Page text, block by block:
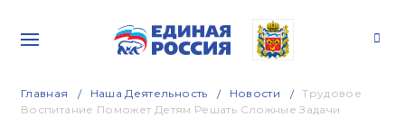
Главная Наша Деятельность Новости
Трудовое
Воспитание Поможет Детям Решать Сложные Задачи